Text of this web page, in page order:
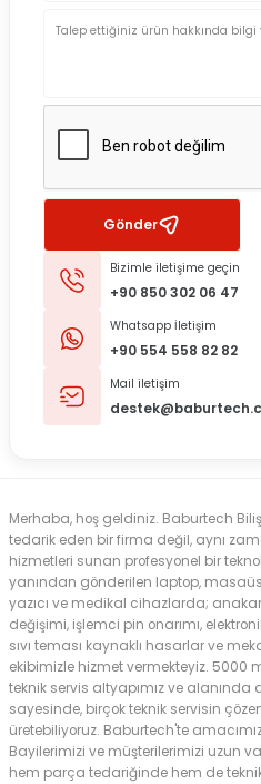
Gönder
Bizimle iletişime geçin
+90 850 302 06 47
Whatsapp İletişim
+90 554 558 82 82
Mail iletişim
Merhaba, hoş geldiniz. Baburtech
tedarik eden bir firma değil, aynı
hizmetleri sunan profesyonel bir
yanından gönderilen laptop,
yazıcı ve medikal cihazlarda;
değişimi, işlemci pin onarımı,
sıvı teması kaynaklı hasarlar ve
ekibimizle hizmet vermekteyiz. 5000
teknik servis altyapımız ve
sayesinde, birçok teknik servisin
üretebiliyoruz. Baburtech'te
Bayilerimizi ve müşterilerimizi uzun
hem parça tedariğinde hem de